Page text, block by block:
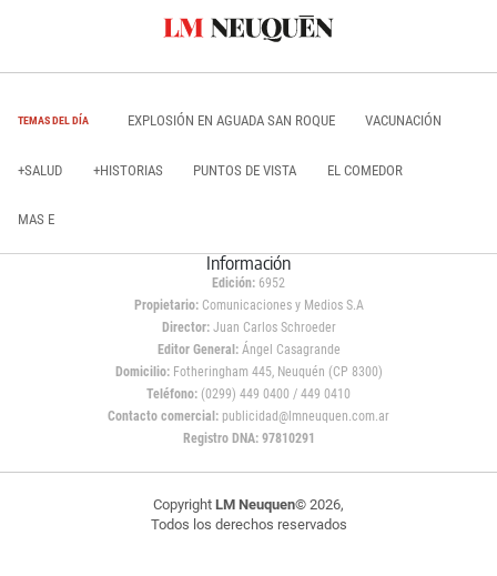
TEMAS DEL DÍA EXPLOSIÓN EN AGUADA SAN ROQUE VACUNACIÓN
+SALUD +HISTORIAS PUNTOS DE VISTA EL COMEDOR
MAS E
Información
Edición: 6952
Propietario:Comunicaciones y Medios S.A
Director: Juan Carlos Schroeder
Editor General:Ángel Casagrande
Domicilio:Fotheringham 445, Neuquén (CP 8300)
Teléfono: (0299) 449 0400 / 449 0410
Contacto comercial: publicidad@lmneuquen.com.ar
Registro DNA: 97810291
Copyright LM Neuquen© 2026,
Todos los derechos reservados